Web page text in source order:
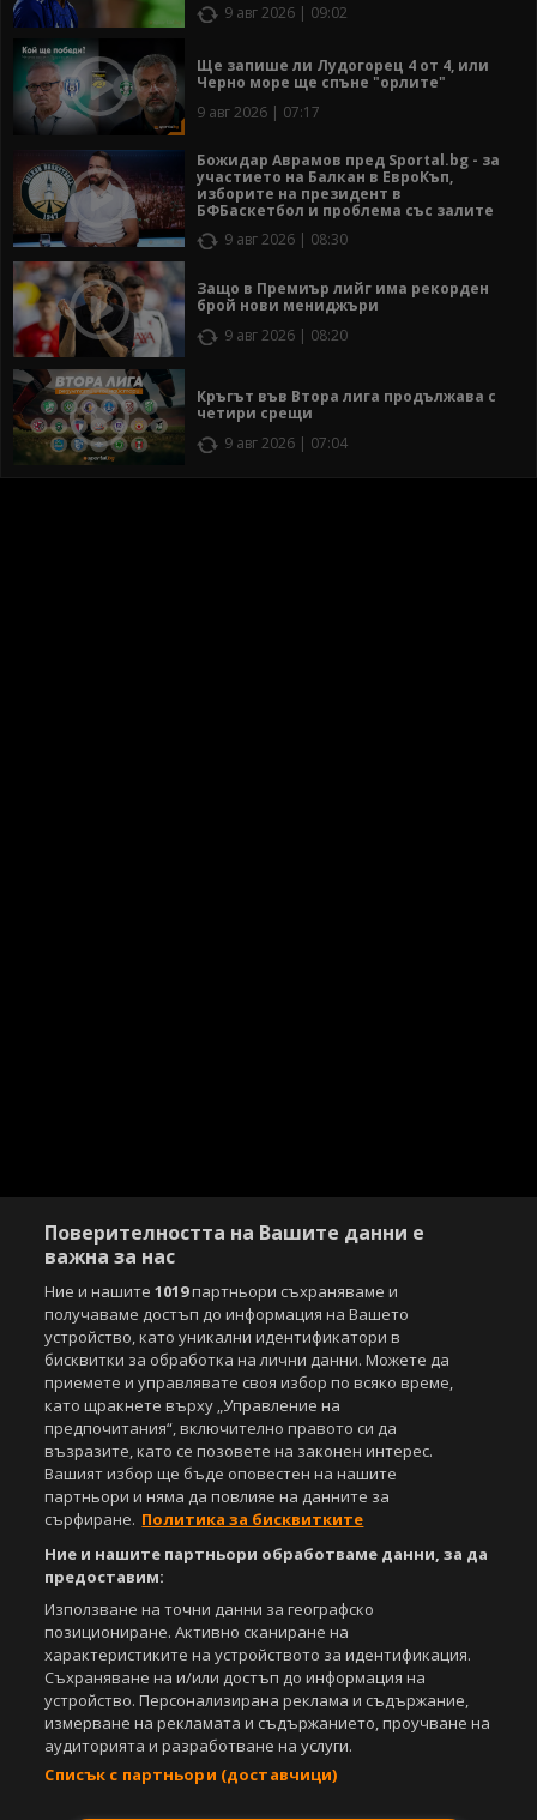
9 авг 2026 | 09:02
Ще запише ли Лудогорец 4 от 4, или
Черно море ще спъне "орлите"
9 авг 2026 | 07:17
Божидар Аврамов пред Sportal.bg - за
участието на Балкан в ЕвроКъп,
изборите на президент в
БФБаскетбол и проблема със залите
9 авг 2026 | 08:30
Защо в Премиър лийг има рекорден
брой нови мениджъри
9 авг 2026 | 08:20
Кръгът във Втора лига продължава с
четири срещи
9 авг 2026 | 07:04
Copyright © 2007-2026 Агенция Спортал. Всички права запазени.
Този уебсайт е собственост наSportal Media Group
За нас Екип За рекламa
Общи условия
Етични правила на НСС
Лични данни
Управление на предпочитания
Съдържанието на този уеб сайт и технологиите, използвани в него, са
под закрила на Закона за авторското право и сродните му права.
Всички статии, репортажи, интервюта и други текстови, графични и
видео материали, публикувани в сайта, са собственост на Агенция
Спортал, освен ако изрично е посочено друго. Допуска се
публикуване на текстови материали само след писмено съгласие на
Агенция Спортал, посочване на източника и добавяне на линк към
www.sportal.bg. Използването на графични и видео материали,
санкционирани с цялата строгост на закона.
Поверителността на Вашите данни е
важна за нас
Ние и нашите1019партньори съхраняваме и
получаваме достъп до информация на Вашето
устройство, като уникални идентификатори в
бисквитки за обработка на лични данни. Можете да
приемете и управлявате своя избор по всяко време,
като щракнете върху „Управление на
предпочитания“, включително правото си да
възразите, като се позовете на законен интерес.
Вашият избор ще бъде оповестен на нашите
партньори и няма да повлияе на данните за
сърфиране. Политика за бисквитките
Ние и нашите партньори обработваме данни, за да
предоставим:
Използване на точни данни за географско
позициониране. Активно сканиране на
характеристиките на устройството за идентификация.
Съхраняване на и/или достъп до информация на
устройство. Персонализирана реклама и съдържание,
измерване на рекламата и съдържанието, проучване на
аудиторията и разработване на услуги.
Списък с партньори (доставчици)